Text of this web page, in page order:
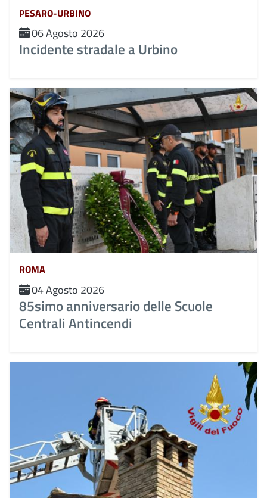
PESARO-URBINO
06 Agosto 2026
Incidente stradale a Urbino
ROMA
04 Agosto 2026
85simo anniversario delle Scuole
Centrali Antincendi